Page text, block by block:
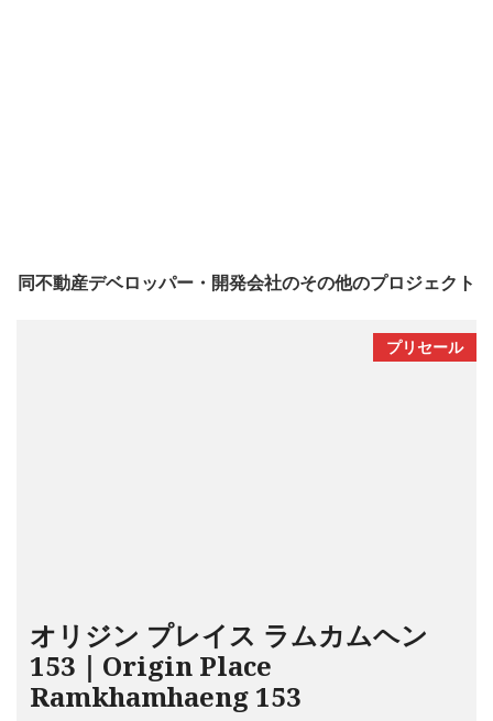
同不動産デベロッパー・開発会社のその他のプロジェクト
プリセール
オリジン プレイス ラムカムヘン
153｜Origin Place
Ramkhamhaeng 153